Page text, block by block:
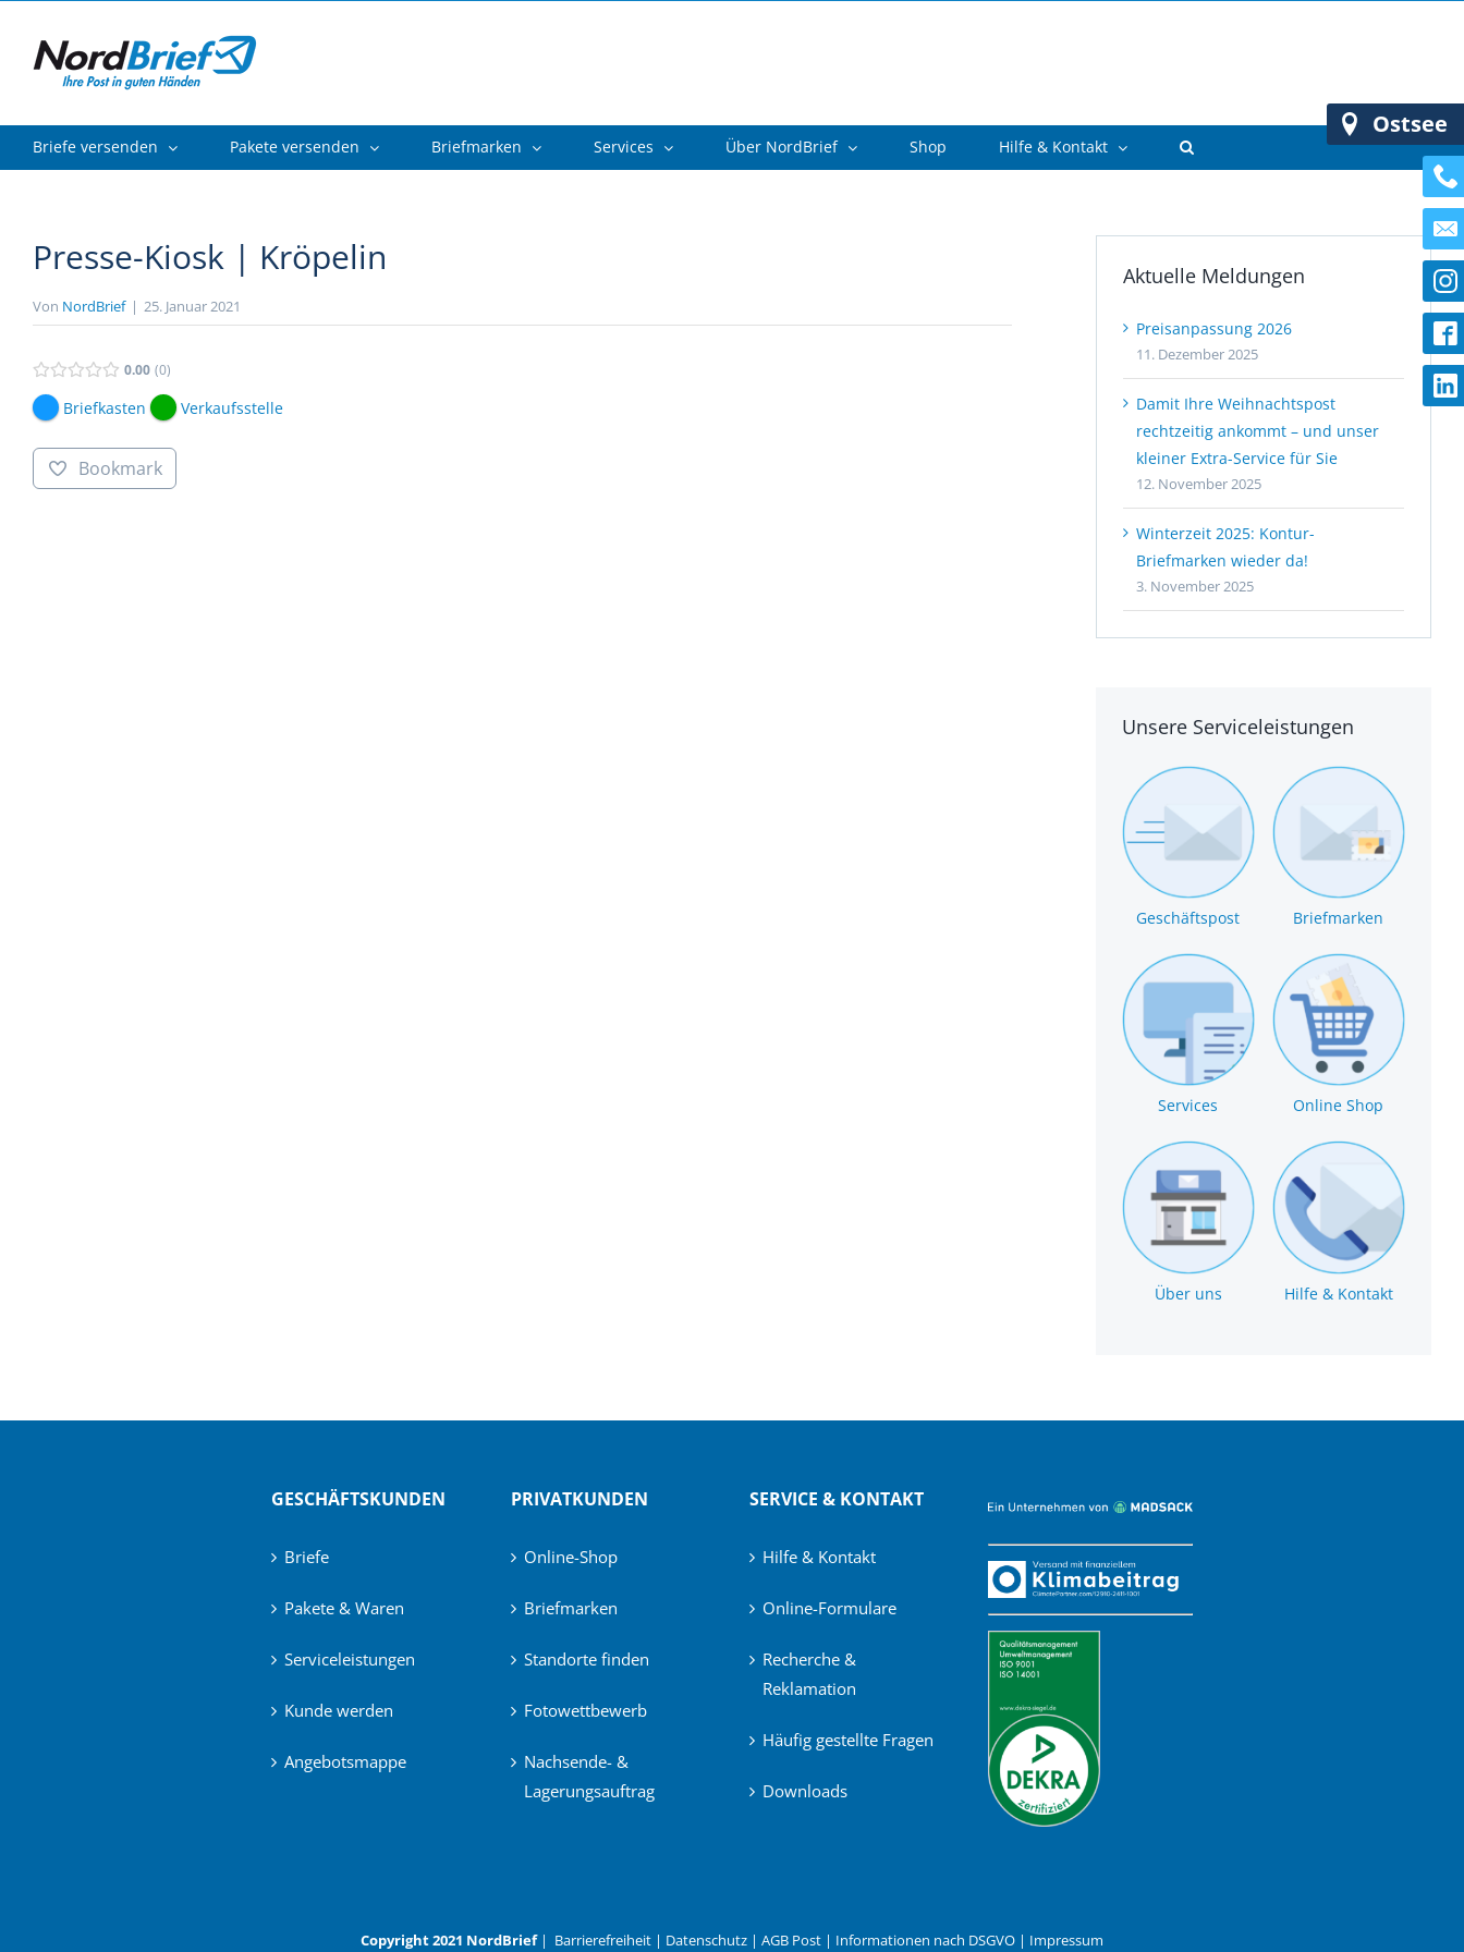
Inhalt
springen
Briefe versenden Pakete versenden Briefmarken Services Über NordBrief Shop Hilfe & Kontakt
Presse-Kiosk | Kröpelin
Von NordBrief | 25. Januar 2021
0.00 0
Briefkasten Verkaufsstelle
Bookmark
Aktuelle Meldungen
Preisanpassung 2026
11. Dezember 2025
Damit Ihre Weihnachtspost
rechtzeitig ankommt – und unser
kleiner Extra-Service für Sie
12. November 2025
Winterzeit 2025: Kontur-
Briefmarken wieder da!
3. November 2025
Unsere Serviceleistungen
Geschäftspost Briefmarken
Services Online Shop
Über uns Hilfe & Kontakt
GESCHÄFTSKUNDEN
Briefe
Pakete & Waren
Serviceleistungen
Kunde werden
Angebotsmappe
PRIVATKUNDEN
Online-Shop
Briefmarken
Standorte finden
Fotowettbewerb
Nachsende- &
Lagerungsauftrag
SERVICE & KONTAKT
Hilfe & Kontakt
Online-Formulare
Recherche &
Reklamation
Häufig gestellte Fragen
Downloads
Copyright 2021 NordBrief| Barrierefreiheit | Datenschutz | AGB Post | Informationen nach DSGVO | Impressum
Ostsee